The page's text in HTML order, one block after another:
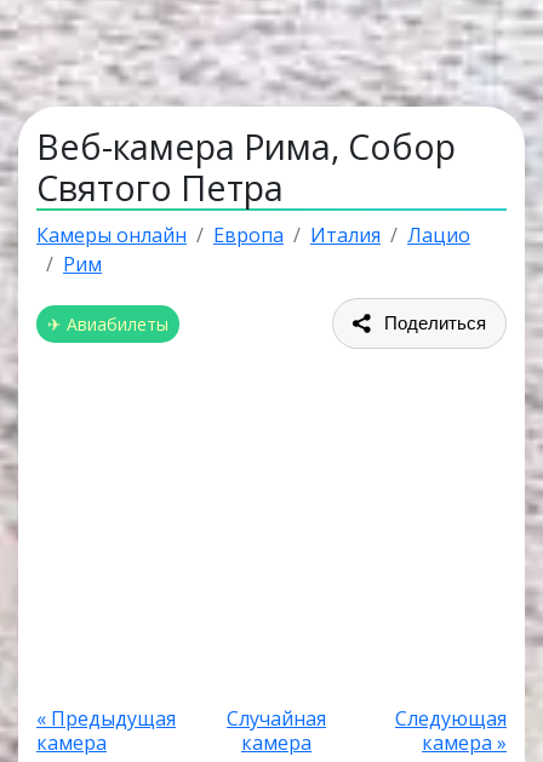
Веб-камера Рима, Собор
Святого Петра
Камеры онлайн Европа Италия
Лацио
Рим
✈ Авиабилеты Поделиться
« Предыдущая
камера
Случайная
камера
Следующая
камера »